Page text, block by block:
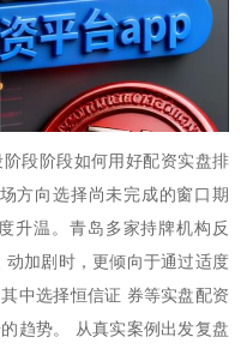
段阶段如何用好配资实盘排
方向选择尚未完成的窗口期
升温。青岛多家持牌机构反
加剧时，更倾向于通过适度
中选择恒信证 券等实盘配资
趋势。 从真实案例出发复盘